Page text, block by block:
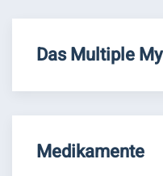
Das Multiple
Medikamente